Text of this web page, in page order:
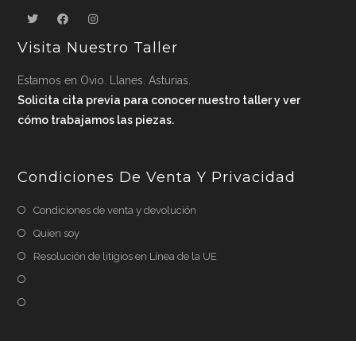
Visita Nuestro Taller
Estamos en Ovio. Llanes. Asturias.
Solicita cita previa para conocer nuestro taller y ver
cómo trabajamos las piezas.
Condiciones De Venta Y Privacidad
Condiciones de venta y devolución
Quien soy
Resolución de litigios en Línea de la UE